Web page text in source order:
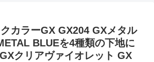
カラーGX GX204 GXメタル
BLUEを4種類の下地に
クリアヴァイオレット GX